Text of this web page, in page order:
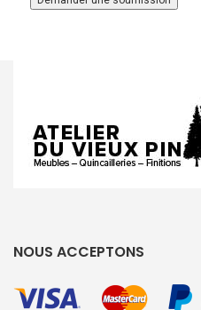
NOUS ACCEPTONS